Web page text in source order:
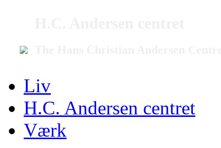
Liv
H.C. Andersen centret
Værk